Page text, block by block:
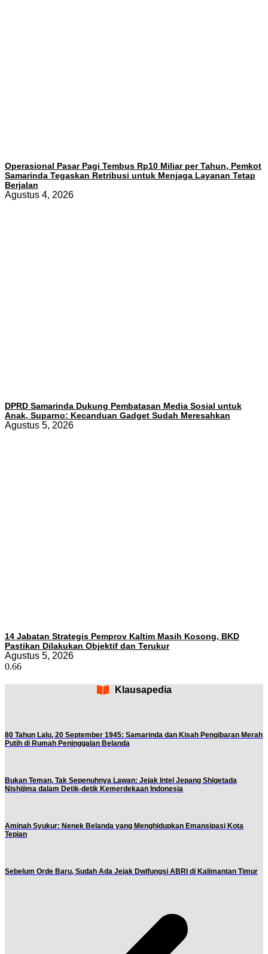
Operasional Pasar Pagi Tembus Rp10 Miliar per Tahun, Pemkot
Samarinda Tegaskan Retribusi untuk Menjaga Layanan Tetap
Berjalan
Agustus 4, 2026
DPRD Samarinda Dukung Pembatasan Media Sosial untuk
Anak, Suparno: Kecanduan Gadget Sudah Meresahkan
Agustus 5, 2026
14 Jabatan Strategis Pemprov Kaltim Masih Kosong, BKD
Pastikan Dilakukan Objektif dan Terukur
Agustus 5, 2026
Klausapedia
80 Tahun Lalu, 20 September 1945: Samarinda dan Kisah Pengibaran Merah
Putih di Rumah Peninggalan Belanda
Bukan Teman, Tak Sepenuhnya Lawan: Jejak Intel Jepang Shigetada
Nishijima dalam Detik-detik Kemerdekaan Indonesia
Aminah Syukur: Nenek Belanda yang Menghidupkan Emansipasi Kota
Tepian
Sebelum Orde Baru, Sudah Ada Jejak Dwifungsi ABRI di Kalimantan Timur